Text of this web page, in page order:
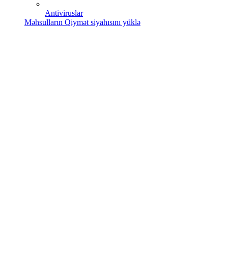
Antiviruslar
Məhsulların Qiymət siyahısını yüklə